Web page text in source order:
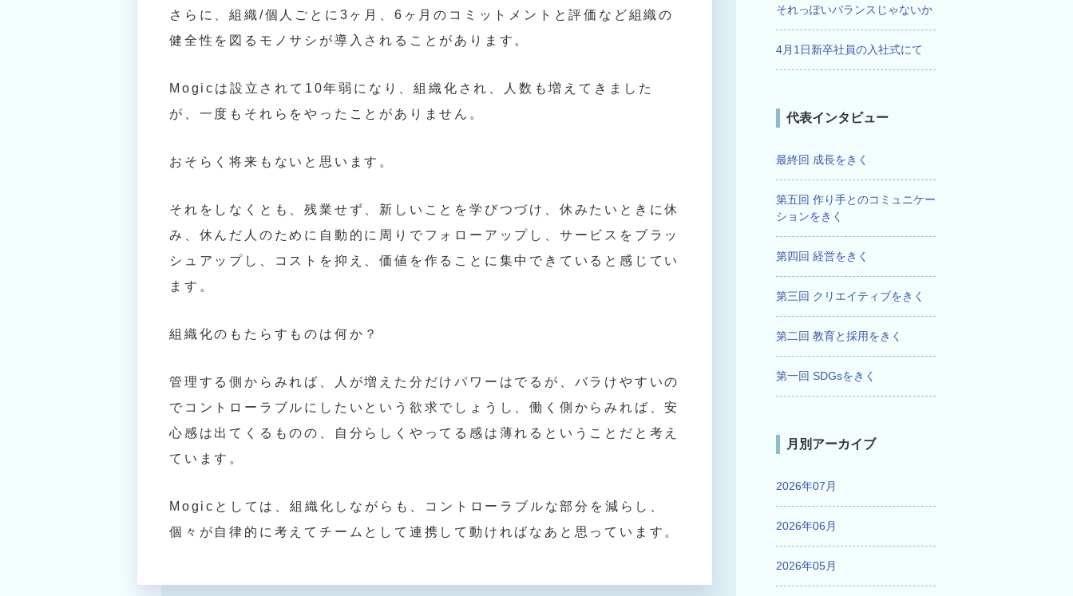
さらに、組織/個人ごとに3ヶ月、6ヶ月のコミットメントと評価など組織の
健全性を図るモノサシが導入されることがあります。
Mogicは設立されて10年弱になり、組織化され、人数も増えてきました
が、一度もそれらをやったことがありません。
おそらく将来もないと思います。
それをしなくとも、残業せず、新しいことを学びつづけ、休みたいときに休
み、休んだ人のために自動的に周りでフォローアップし、サービスをブラッ
シュアップし、コストを抑え、価値を作ることに集中できていると感じてい
ます。
組織化のもたらすものは何か？
管理する側からみれば、人が増えた分だけパワーはでるが、バラけやすいの
でコントローラブルにしたいという欲求でしょうし、働く側からみれば、安
心感は出てくるものの、自分らしくやってる感は薄れるということだと考え
ています。
Mogicとしては、組織化しながらも、コントローラブルな部分を減らし、
個々が自律的に考えてチームとして連携して動ければなあと思っています。
それっぽいバランスじゃないか
4月1日新卒社員の入社式にて
代表インタビュー
最終回 成長をきく
第五回 作り手とのコミュニケー
ションをきく
第四回 経営をきく
第三回 クリエイティブをきく
第二回 教育と採用をきく
第一回 SDGsをきく
月別アーカイブ
2026年07月
2026年06月
2026年05月